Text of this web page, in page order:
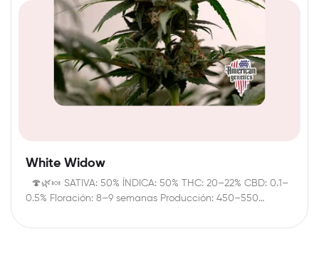
White Widow
🍄🌿🍬 SATIVA: 50% ÍNDICA: 50% THC: 20–22% CBD: 0.1–
0.5% Floración: 8–9 semanas Producción: 450–550…